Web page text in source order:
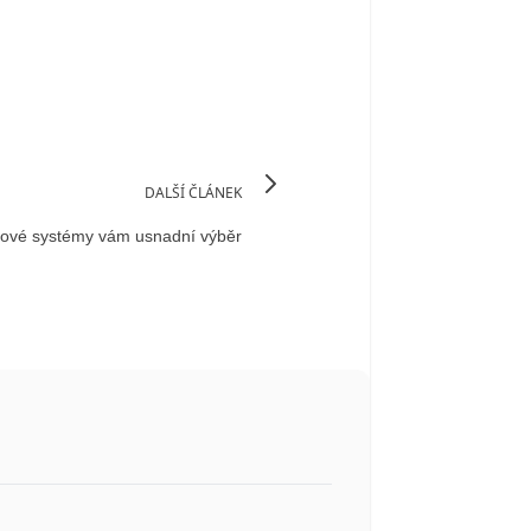
DALŠÍ ČLÁNEK
systémy vám usnadní výběr